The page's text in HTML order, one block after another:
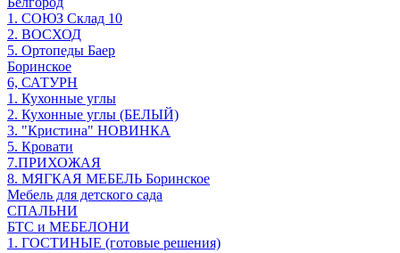
1. СОЮЗ Склад 10
2. ВОСХОД
5. Ортопеды Баер
Боринское
6, САТУРН
1. Кухонные углы
2. Кухонные углы (БЕЛЫЙ)
3. "Кристина" НОВИНКА
5. Кровати
7.ПРИХОЖАЯ
8. МЯГКАЯ МЕБЕЛЬ Боринское
Мебель для детского сада
СПАЛЬНИ
БТС и МЕБЕЛОНИ
1. ГОСТИНЫЕ (готовые решения)